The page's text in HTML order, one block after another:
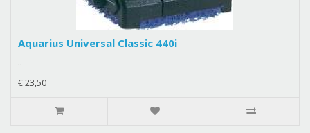
Aquarius Universal Classic 440i
..
€ 23,50